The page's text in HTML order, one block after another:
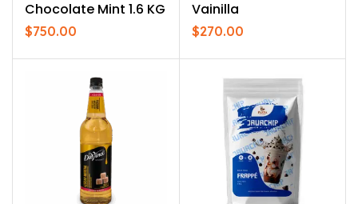
Chocolate Mint 1.6 KG
$750.00
Vainilla
$270.00